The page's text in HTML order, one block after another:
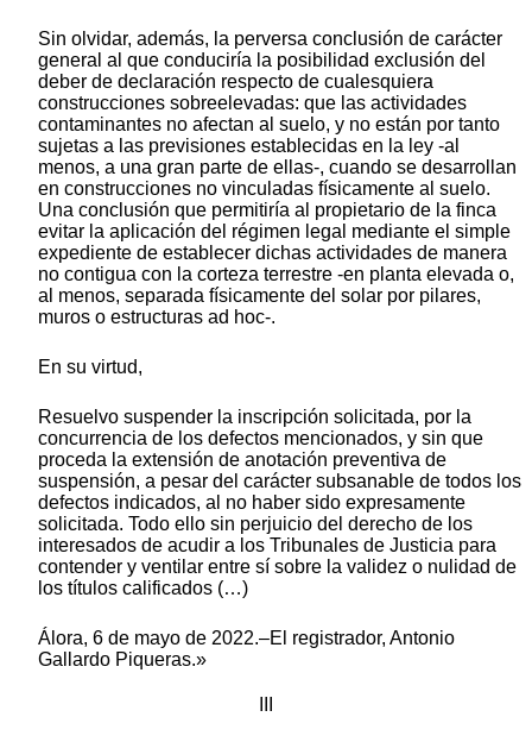
Sin olvidar, además, la perversa conclusión de carácter
general al que conduciría la posibilidad exclusión del
deber de declaración respecto de cualesquiera
construcciones sobreelevadas: que las actividades
contaminantes no afectan al suelo, y no están por tanto
sujetas a las previsiones establecidas en la ley -al
menos, a una gran parte de ellas-, cuando se desarrollan
en construcciones no vinculadas físicamente al suelo.
Una conclusión que permitiría al propietario de la finca
evitar la aplicación del régimen legal mediante el simple
expediente de establecer dichas actividades de manera
no contigua con la corteza terrestre -en planta elevada o,
al menos, separada físicamente del solar por pilares,
muros o estructuras ad hoc-.
En su virtud,
Resuelvo suspender la inscripción solicitada, por la
concurrencia de los defectos mencionados, y sin que
proceda la extensión de anotación preventiva de
suspensión, a pesar del carácter subsanable de todos los
defectos indicados, al no haber sido expresamente
solicitada. Todo ello sin perjuicio del derecho de los
interesados de acudir a los Tribunales de Justicia para
contender y ventilar entre sí sobre la validez o nulidad de
los títulos calificados (…)
Álora, 6 de mayo de 2022.–El registrador, Antonio
Gallardo Piqueras.»